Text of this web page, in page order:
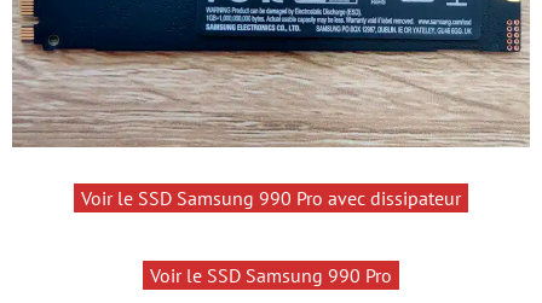
Voir le SSD Samsung 990 Pro avec dissipateur
Voir le SSD Samsung 990 Pro